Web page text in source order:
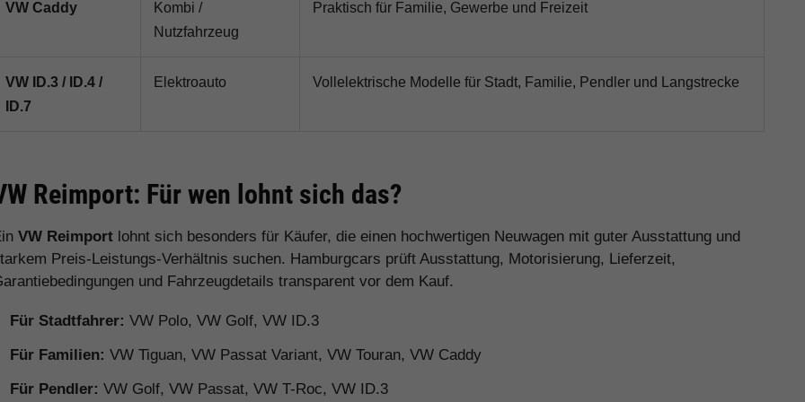
VW Caddy
Kombi /
Nutzfahrzeug
Praktisch für Familie, Gewerbe und Freizeit
VW ID.3 / ID.4 /
ID.7
Elektroauto Vollelektrische Modelle für Stadt, Familie, Pendler und Langstrecke
Reimport: Für wen lohnt sich das?
VW Reimport lohnt sich besonders für Käufer, die einen hochwertigen Neuwagen mit guter Ausstattung und
Preis-Leistungs-Verhältnis suchen. Hamburgcars prüft Ausstattung, Motorisierung, Lieferzeit,
und Fahrzeugdetails transparent vor dem Kauf.
Für Stadtfahrer: VW Polo, VW Golf, VW ID.3
Für Familien: VW Tiguan, VW Passat Variant, VW Touran, VW Caddy
Für Pendler: VW Golf, VW Passat, VW T-Roc, VW ID.3